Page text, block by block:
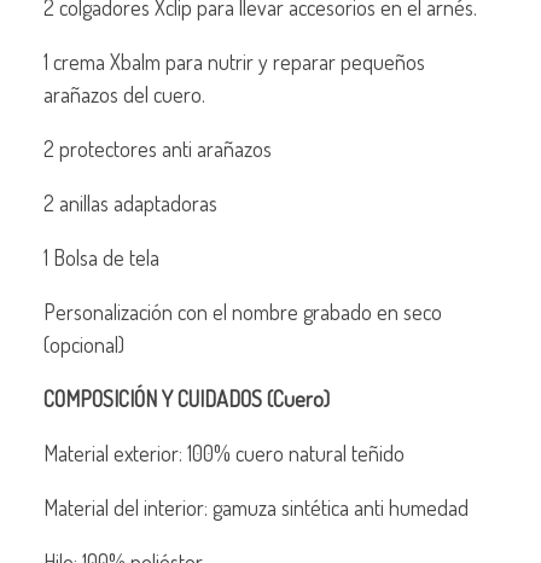
2 colgadores Xclip para llevar accesorios en el arnés.
1 crema Xbalm para nutrir y reparar pequeños
arañazos del cuero.
2 protectores anti arañazos
2 anillas adaptadoras
1 Bolsa de tela
Personalización con el nombre grabado en seco
(opcional)
COMPOSICIÓN Y CUIDADOS (Cuero)
Material exterior: 100% cuero natural teñido
Material del interior: gamuza sintética anti humedad